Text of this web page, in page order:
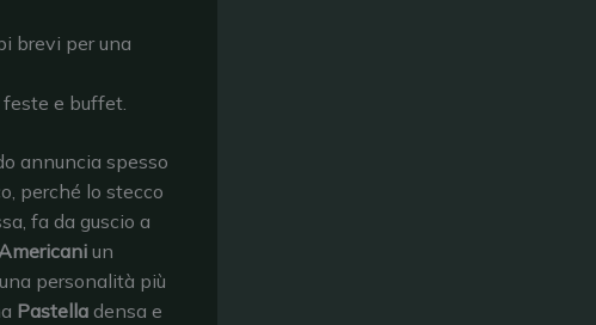
brevi per una
feste e buffet.
annuncia spesso
perché lo stecco
fa da guscio a
un
personalità più
Pastella densa e